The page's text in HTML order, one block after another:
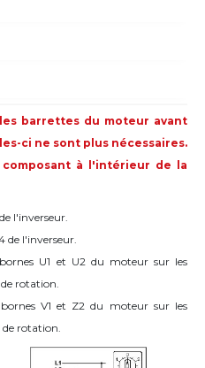
barrettes du moteur avant
ci ne sont plus nécessaires.
à l'intérieur de la
l'inverseur.
de l'inverseur.
U1 et U2 du moteur sur les
de rotation.
V1 et Z2 du moteur sur les
de rotation.